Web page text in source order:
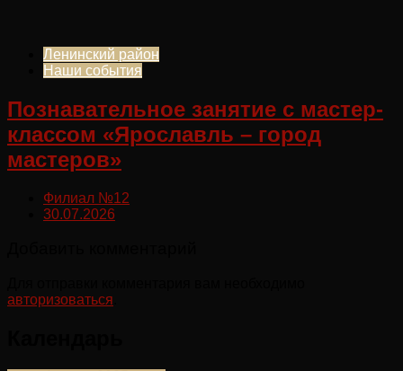
Ленинский район
Наши события
Познавательное занятие с мастер-
классом «Ярославль – город
мастеров»
Филиал №12
30.07.2026
авторизоваться